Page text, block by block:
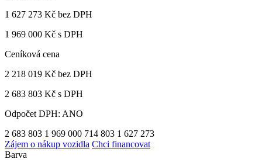
1 627 273 Kč bez DPH
1 969 000 Kč s DPH
Ceníková cena
2 218 019 Kč bez DPH
2 683 803 Kč s DPH
Odpočet DPH: ANO
2 683 803 1 969 000 714 803 1 627 273
Zájem o nákup vozidla Chci financovat
Barva